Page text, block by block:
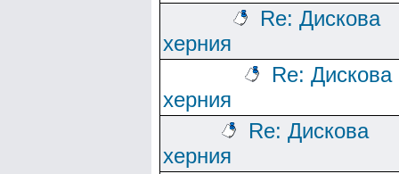
Re: Дискова
херния
Re: Дискова
херния
Re: Дискова
херния